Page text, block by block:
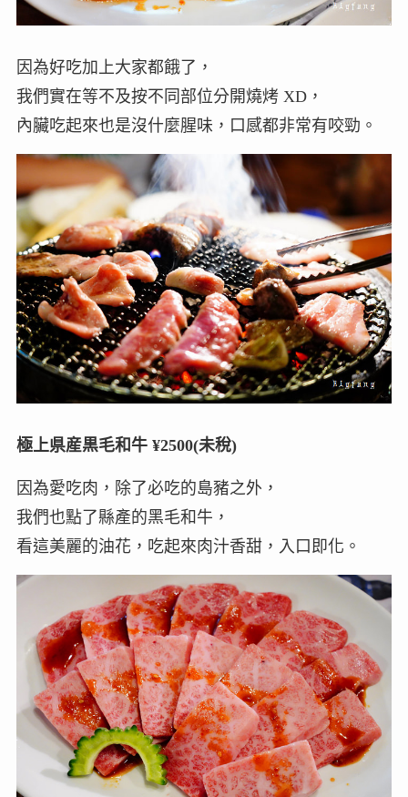
因為好吃加上大家都餓了，
我們實在等不及按不同部位分開燒烤 XD，
內臟吃起來也是沒什麼腥味，口感都非常有咬勁。
極上県産黒毛和牛 ¥2500(未稅)
因為愛吃肉，除了必吃的島豬之外，
我們也點了縣產的黑毛和牛，
看這美麗的油花，吃起來肉汁香甜，入口即化。